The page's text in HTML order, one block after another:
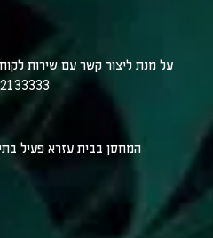
על מנת ליצור קשר עם שירות
המחסן בבית עזרא פעיל